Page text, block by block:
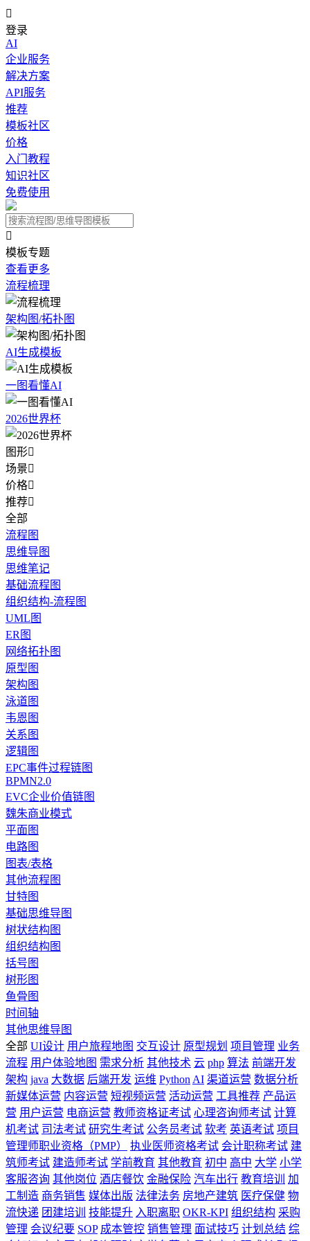

登录
AI
企业服务
解决方案
API服务
推荐
模板社区
价格
入门教程
知识社区
免费使用

模板专题
查看更多
流程梳理
架构图/拓扑图
AI生成模板
一图看懂AI
2026世界杯
图形
场景
价格
推荐
全部
流程图
思维导图
思维笔记
基础流程图
组织结构-流程图
UML图
ER图
网络拓扑图
原型图
架构图
泳道图
韦恩图
关系图
逻辑图
EPC事件过程链图
BPMN2.0
EVC企业价值链图
魏朱商业模式
平面图
电路图
图表/表格
其他流程图
甘特图
基础思维导图
树状结构图
组织结构图
括号图
树形图
鱼骨图
时间轴
其他思维导图
全部 UI设计 用户旅程地图 交互设计 原型规划 项目管理 业务
流程 用户体验地图 需求分析 其他技术 云 php 算法 前端开发
架构 java 大数据 后端开发 运维 Python AI 渠道运营 数据分析
新媒体运营 内容运营 短视频运营 活动运营 工具推荐 产品运
营 用户运营 电商运营 教师资格证考试 心理咨询师考试 计算
机考试 司法考试 研究生考试 公务员考试 软考 英语考试 项目
管理师职业资格（PMP）
执业医师资格考试 会计职称考试 建
筑师考试 建造师考试 学前教育 其他教育 初中 高中 大学 小学
客服咨询 其他岗位 酒店餐饮 金融保险 汽车出行 教育培训
加
工制造 商务销售 媒体出版 法律法务 房地产建筑 医疗保健 物
流快递 团建培训 技能提升 入职离职 OKR-KPI 组织结构 采购
管理 会议纪要 SOP 成本管控 销售管理 面试技巧 计划总结 综